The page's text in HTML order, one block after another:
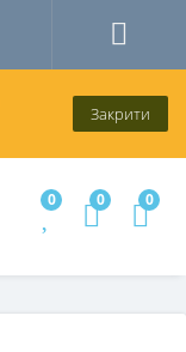
Закрити
0 0 0